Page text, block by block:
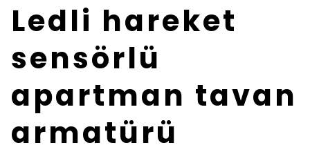
Ledli hareket
sensörlü
apartman tavan
armatürü